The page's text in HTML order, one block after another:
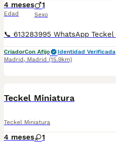
4 meses
Edad
1
Sexo
CriadorCon Afijo
Identidad Verificada
Madrid , Madrid (15.9km)
Teckel Miniatura
Teckel Miniatura
4 meses 1